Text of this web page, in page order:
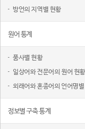
방언의 지역별 현황
원어 통계
품사별 현황
일상어와 전문어의 원어 현황
외래어와 혼종어의 언어명
정보별 구축 통계